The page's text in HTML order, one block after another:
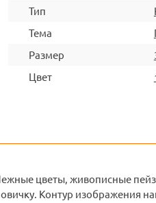
Тип
Тема
Размер
Цвет
цветы, живописные
Контур изображения